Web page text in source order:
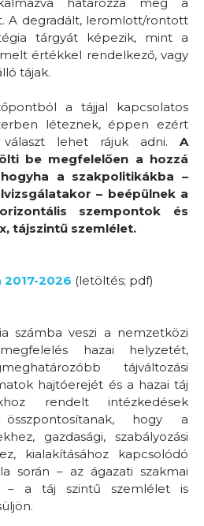
A degradált, leromlott/rontott
tárgyát képezik, mint a
értékkel rendelkező, vagy
tájak.
a tájjal kapcsolatos
léteznek, éppen ezért
választ lehet rájuk adni. A
be megfelelően a hozzá
a szakpolitikákba –
– beépülnek a
szempontok és
tájszintű szemlélet.
2026 (letöltés; pdf)
számba veszi a nemzetközi
hazai helyzetét,
tájváltozási
hajtóerejét és a hazai táj
rendelt intézkedések
hogy a
gazdasági, szabályozási
kialakításához kapcsolódó
során – az ágazati szakmai
– a táj szintű szemlélet is